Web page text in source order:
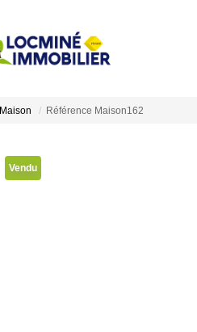
Maison Référence Maison162
Vendu